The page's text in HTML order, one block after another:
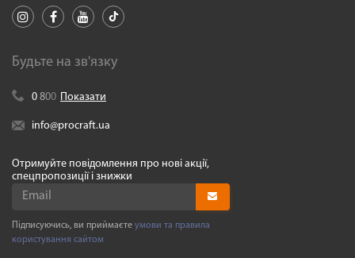
Будьте на зв'язку
0 800 Показати
info@procraft.ua
Отримуйте повідомлення про нові акції,
спецпропозиції і знижки
Підписуючись, ви приймаєте умови та правила
користування сайтом